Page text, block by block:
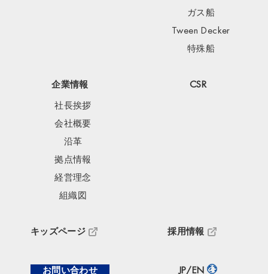
ガス船
Tween Decker
特殊船
企業情報
社長挨拶
会社概要
沿革
拠点情報
経営理念
組織図
CSR
キッズページ 採用情報
お問い合わせ JP/EN